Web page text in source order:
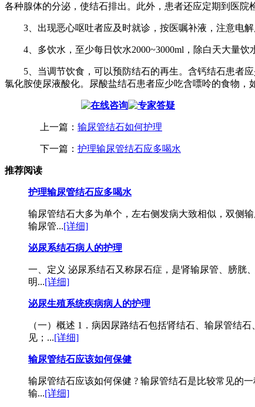
各种腺体的分泌，使结石排出。此外，患者还应定期到医院
3、出现恶心呕吐者应及时就诊，按医嘱补液，注意电解
4、多饮水，至少每日饮水2000~3000ml，除白天大量饮
5、当调节饮食，可以预防结石的再生。含钙结石患者应
氯化胺使尿液酸化。尿酸盐结石患者应少吃含嘌呤的食物，
上一篇： 输尿管结石如何护理
下一篇： 护理输尿管结石应多喝水
推荐阅读
护理输尿管结石应多喝水
输尿管结石大多为单个，左右侧发病大致相似，双侧
输尿管...[详细]
泌尿系结石病人的护理
一、定义 泌尿系结石又称尿石症，是肾输尿管、膀胱
明...[详细]
泌尿生殖系统疾病病人的护理
（一）概述 1．病因尿路结石包括肾结石、输尿管结
见；...[详细]
输尿管结石应该如何保健
输尿管结石应该如何保健 ? 输尿管结石是比较常见的
输...[详细]